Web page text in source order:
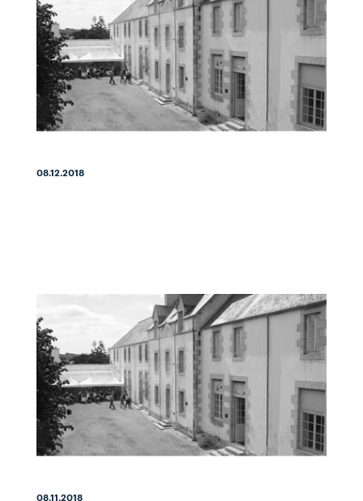
08.12.2018
08.11.2018